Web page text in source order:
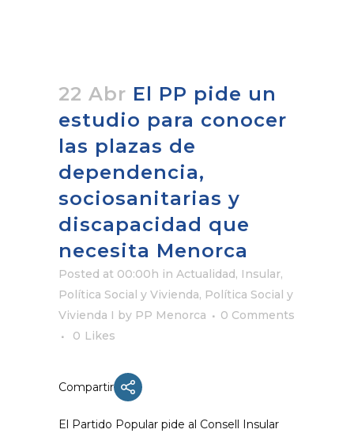
22 Abr El PP pide un
estudio para conocer
las plazas de
dependencia,
sociosanitarias y
discapacidad que
necesita Menorca
Posted at 00:00h in Actualidad, Insular,
Política Social y Vivienda, Política Social y
Vivienda I by PP Menorca
0 Comments
0 Likes
Compartir
El Partido Popular pide al Consell Insular